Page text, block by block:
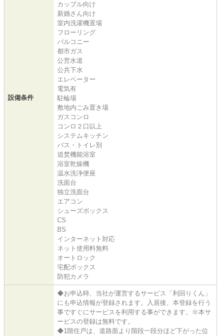
設備条件
カップル向け
新婚さん向け
室内洗濯機置場
フローリング
バルコニー
都市ガス
公営水道
公共下水
エレベーター
電気有
駐輪場
敷地内ごみ置き場
ガスコンロ
コンロ２口以上
システムキッチン
バス・トイレ別
追焚機能浴室
浴室乾燥機
温水洗浄便座
洗面台
独立洗面台
エアコン
シューズボックス
CS
BS
インターネット対応
ネット使用料無料
オートロック
宅配ボックス
防犯カメラ
◆お申込時、当社が運営するサービス「利回りくん」
にも申込情報が登録されます。入居後、本登録を行う
事ですぐにサービスを利用する事ができます。※本サ
ービスの登録は無料です。
◆1階住戸は、道路面より階段一段分ほど下がった位